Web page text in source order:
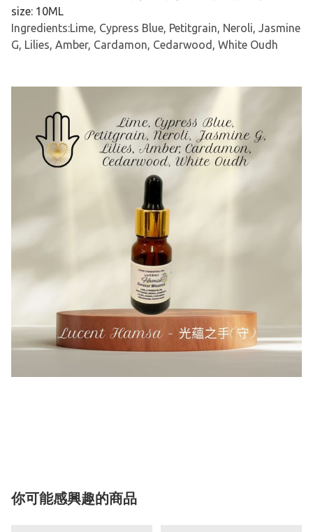
size: 10ML
Ingredients:Lime, Cypress Blue, Petitgrain, Neroli, Jasmine
G, Lilies, Amber, Cardamon, Cedarwood, White Oudh
你可能感興趣的商品